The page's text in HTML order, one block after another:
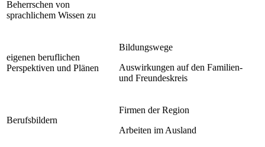
Beherrschen von
sprachlichem Wissen zu
eigenen beruflichen
Perspektiven und Plänen
Bildungswege
Auswirkungen auf den Familien-
und Freundeskreis
Berufsbildern
Firmen der Region
Arbeiten im Ausland